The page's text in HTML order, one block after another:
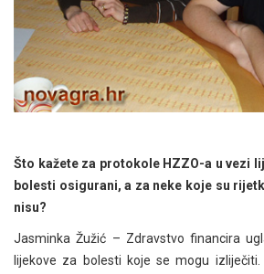
Što kažete za protokole HZZO-a u vezi
bolesti osigurani, a za neke koje su
nisu?
Jasminka Žužić – Zdravstvo financira
lijekove za bolesti koje se mogu